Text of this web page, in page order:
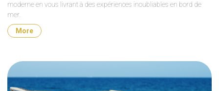
moderne en vous livrant à des expériences inoubliables en bord de
mer.
More